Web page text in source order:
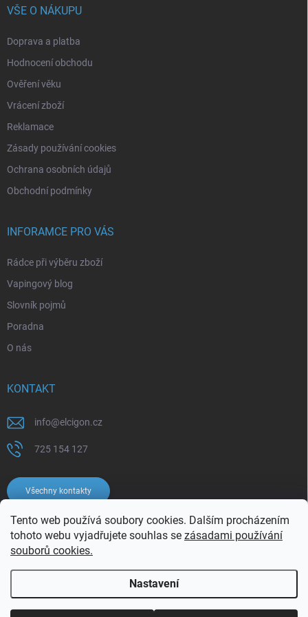
Tento web používá soubory cookies. Dalším procházením
tohoto webu vyjadřujete souhlas se zásadami používání
souborů cookies.
Nastavení
VŠE O NÁKUPU
Doprava a platba
Hodnocení obchodu
Ověření věku
Vrácení zboží
Reklamace
Zásady používání cookies
Ochrana osobních údajů
Obchodní podmínky
INFORAMCE PRO VÁS
Rádce při výběru zboží
Vapingový blog
Slovník pojmů
Poradna
O nás
KONTAKT
info@elcigon.cz
725 154 127
Všechny kontakty
Copyright 2026Elcigon.cz. Všechna práva vyhrazena.Upravit nastavení
cookies